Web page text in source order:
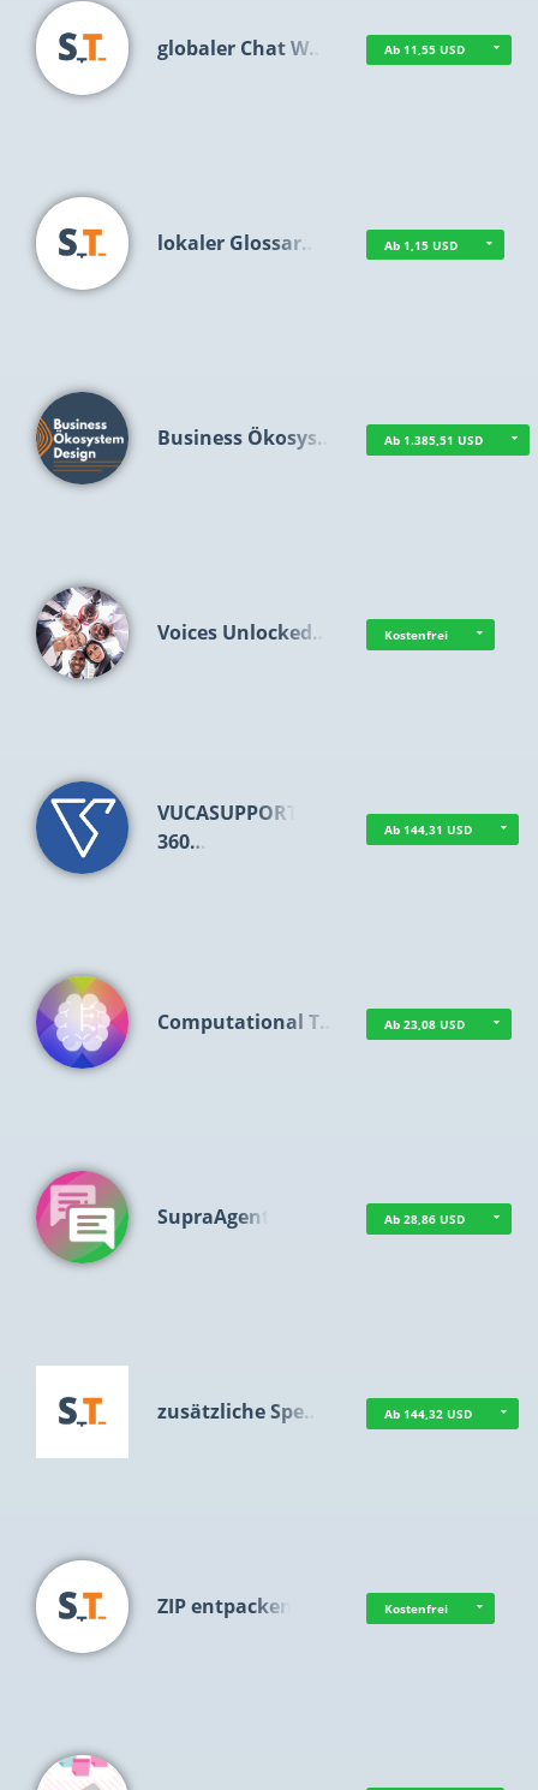
globaler Chat W… Ab 11,55 USD
lokaler Glossar… Ab 1,15 USD
Business Ökosys… Ab 1.385,51 USD
Voices Unlocked… Kostenfrei
VUCASUPPORT
360…
Ab 144,31 USD
Computational T… Ab 23,08 USD
SupraAgent Ab 28,86 USD
zusätzliche Spe… Ab 144,32 USD
ZIP entpacken Kostenfrei